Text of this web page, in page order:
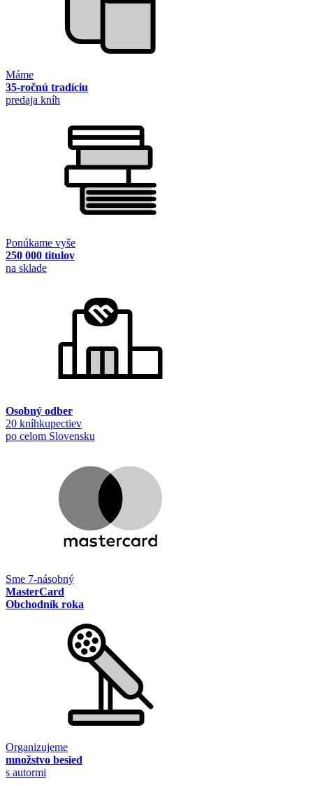
Máme
35-ročnú tradíciu
predaja kníh
Ponúkame vyše
250 000 titulov
na sklade
Osobný odber
20 kníhkupectiev
po celom Slovensku
Sme 7-násobný
MasterCard
Obchodník roka
Organizujeme
množstvo besied
s autormi